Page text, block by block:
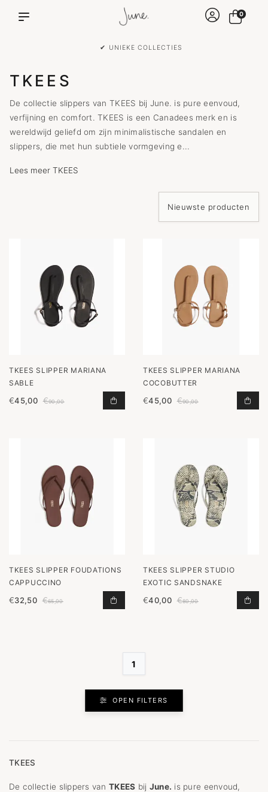
✔ VOOR 15:00 BESTELD IS DEZELFDE DAG
0
TKEES
De collectie slippers van TKEES bij June. is pure eenvoud,
verfijning en comfort. TKEES is een Canadees merk en is
wereldwijd geliefd om zijn minimalistische sandalen en
slippers, die met hun subtiele vormgeving e...
Lees meer TKEES
TKEES SLIPPER MARIANA
SABLE
€45,00 €90,00 SLIPPER MARIANA SABLE
TKEES SLIPPER MARIANA
COCOBUTTER
€45,00 €90,00
TKEES SLIPPER FOUDATIONS
CAPPUCCINO
€32,50 €65,00 SLIPPER FOUDATIONS
TKEES SLIPPER STUDIO
EXOTIC SANDSNAKE
€40,00 €80,00
1
OPEN FILTERS
TKEES
De collectie slippers vanTKEES bij June. is pure eenvoud,